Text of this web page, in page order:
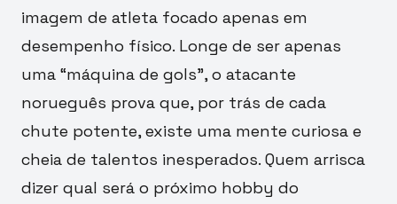
imagem de atleta focado apenas em
desempenho físico. Longe de ser apenas
uma “máquina de gols”, o atacante
norueguês prova que, por trás de cada
chute potente, existe uma mente curiosa e
cheia de talentos inesperados. Quem arrisca
dizer qual será o próximo hobby do